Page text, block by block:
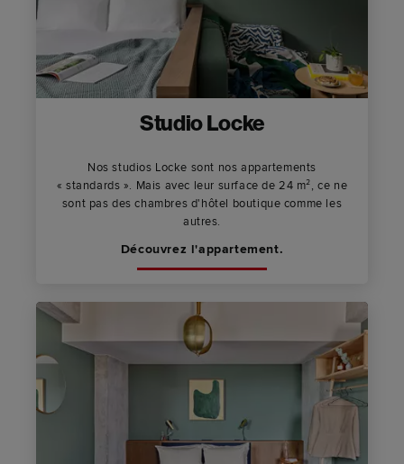
Studio Locke
Nos studios Locke sont nos appartements
« standards ». Mais avec leur surface de 24 m², ce ne
sont pas des chambres d'hôtel boutique comme les
autres.
Découvrez l'appartement.